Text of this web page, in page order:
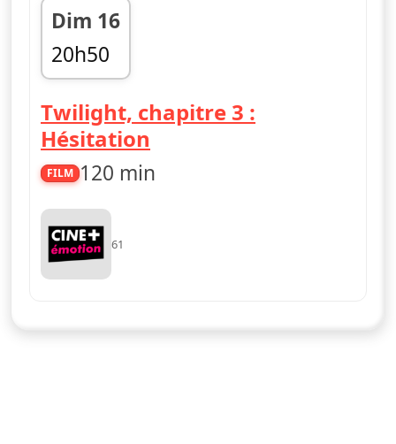
Dim 16
20h50
22h50
Twilight, chapitre 3 :
Hésitation
FILM 120 min
61